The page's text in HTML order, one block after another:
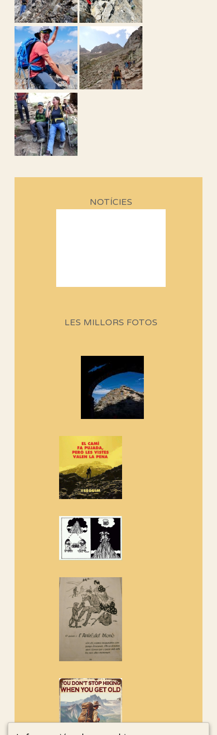
NOTÍCIES
Sortides Centpeus 2026 (1a
programació d'aquest any
Si no podem caminar, alguna
cosa hem de fer...
Els Centpeus signen el
Manifest a favor dels Camins
adhereix-te al manifest!
Rebem un diploma dels
Amics de Sant Aniol d'Aguja
Els Centpeus estem implicats
amb la recuperació del refugi i
LES MILLORS FOTOS